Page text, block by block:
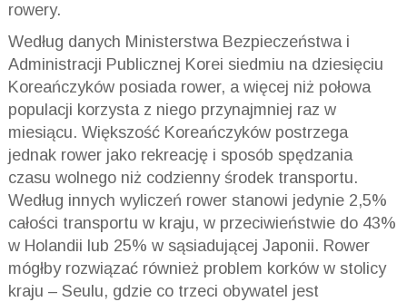
rowery.
Według danych Ministerstwa Bezpieczeństwa i
Administracji Publicznej Korei siedmiu na dziesięciu
Koreańczyków posiada rower, a więcej niż połowa
populacji korzysta z niego przynajmniej raz w
miesiącu. Większość Koreańczyków postrzega
jednak rower jako rekreację i sposób spędzania
czasu wolnego niż codzienny środek transportu.
Według innych wyliczeń rower stanowi jedynie 2,5%
całości transportu w kraju, w przeciwieństwie do 43%
w Holandii lub 25% w sąsiadującej Japonii. Rower
mógłby rozwiązać również problem korków w stolicy
kraju – Seulu, gdzie co trzeci obywatel jest